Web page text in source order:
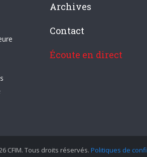
Archives
Contact
Écoute en direct
CFIM. Tous droits réservés. Politiques de